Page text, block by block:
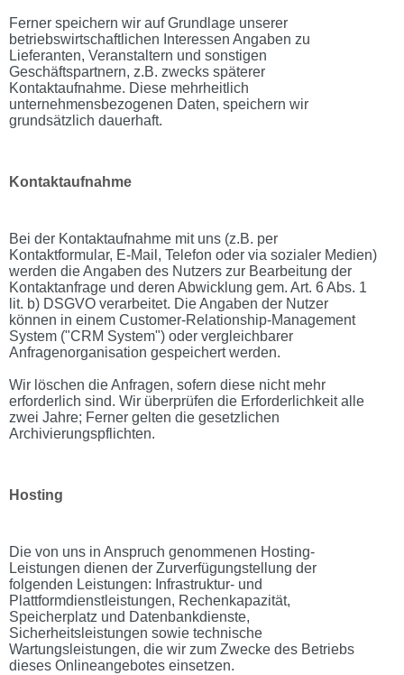
Ferner speichern wir auf Grundlage unserer
betriebswirtschaftlichen Interessen Angaben zu
Lieferanten, Veranstaltern und sonstigen
Geschäftspartnern, z.B. zwecks späterer
Kontaktaufnahme. Diese mehrheitlich
unternehmensbezogenen Daten, speichern wir
grundsätzlich dauerhaft.
Kontaktaufnahme
Bei der Kontaktaufnahme mit uns (z.B. per
Kontaktformular, E-Mail, Telefon oder via sozialer Medien)
werden die Angaben des Nutzers zur Bearbeitung der
Kontaktanfrage und deren Abwicklung gem. Art. 6 Abs. 1
lit. b) DSGVO verarbeitet. Die Angaben der Nutzer
können in einem Customer-Relationship-Management
System ("CRM System") oder vergleichbarer
Anfragenorganisation gespeichert werden.
Wir löschen die Anfragen, sofern diese nicht mehr
erforderlich sind. Wir überprüfen die Erforderlichkeit alle
zwei Jahre; Ferner gelten die gesetzlichen
Archivierungspflichten.
Hosting
Die von uns in Anspruch genommenen Hosting-
Leistungen dienen der Zurverfügungstellung der
folgenden Leistungen: Infrastruktur- und
Plattformdienstleistungen, Rechenkapazität,
Speicherplatz und Datenbankdienste,
Sicherheitsleistungen sowie technische
Wartungsleistungen, die wir zum Zwecke des Betriebs
dieses Onlineangebotes einsetzen.